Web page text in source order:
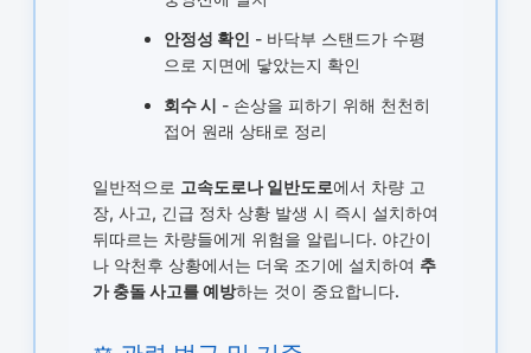
안정성 확인 - 바닥부 스탠드가 수평
으로 지면에 닿았는지 확인
회수 시 - 손상을 피하기 위해 천천히
접어 원래 상태로 정리
일반적으로 고속도로나 일반도로에서 차량 고
장, 사고, 긴급 정차 상황 발생 시 즉시 설치하여
뒤따르는 차량들에게 위험을 알립니다. 야간이
나 악천후 상황에서는 더욱 조기에 설치하여 추
가 충돌 사고를 예방하는 것이 중요합니다.